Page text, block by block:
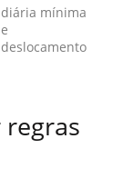
diária mínima
e
deslocamento